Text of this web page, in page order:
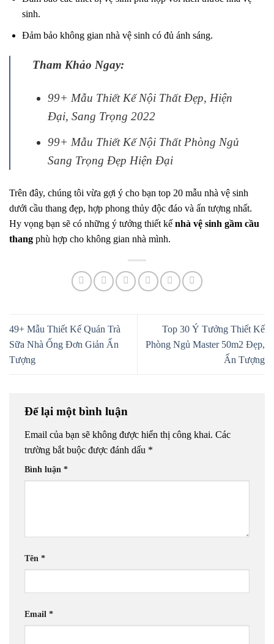
sinh.
Đảm bảo không gian nhà vệ sinh có đủ ánh sáng.
Tham Khảo Ngay:
99+ Mẫu Thiết Kế Nội Thất Đẹp, Hiện
Đại, Sang Trọng 2022
99+ Mẫu Thiết Kế Nội Thất Phòng Ngủ
Sang Trọng Đẹp Hiện Đại
Trên đây, chúng tôi vừa gợi ý cho bạn top 20 mẫu nhà vệ sinh
dưới cầu thang đẹp, hợp phong thủy độc đáo và ấn tượng nhất.
Hy vọng bạn sẽ có những ý tưởng thiết kế nhà vệ sinh gầm cầu
thang phù hợp cho không gian nhà mình.
49+ Mẫu Thiết Kế Quán Trà
Sữa Nhà Ống Đơn Giản Ấn
Tượng
Top 30 Ý Tưởng Thiết Kế
Phòng Ngủ Master 50m2 Đẹp,
Ấn Tượng
Để lại một bình luận
Email của bạn sẽ không được hiển thị công khai. Các
trường bắt buộc được đánh dấu *
Bình luận *
Tên *
Email *